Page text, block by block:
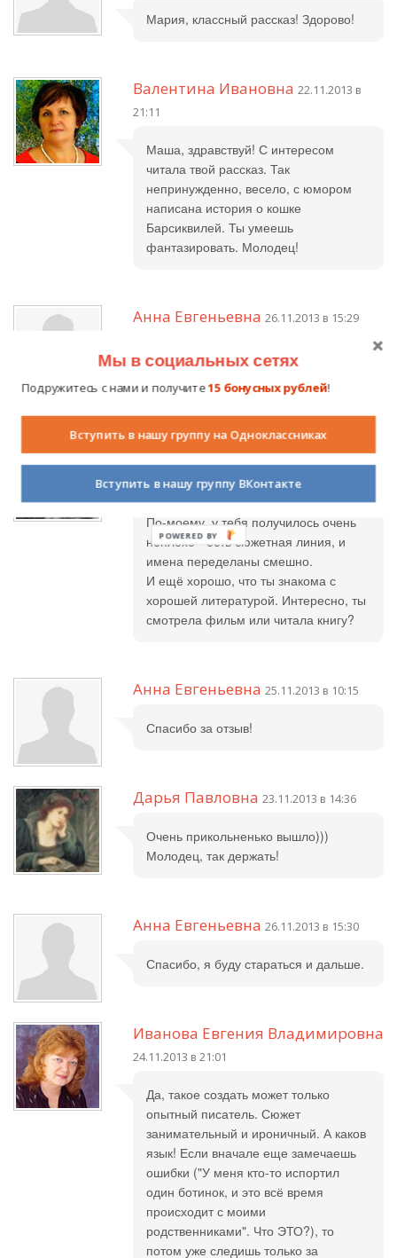
Мария, классный рассказ! Здорово!
Валентина Ивановна 22.11.2013 в
21:11
Маша, здравствуй! С интересом
читала твой рассказ. Так
непринужденно, весело, с юмором
написана история о кошке
Барсиквилей. Ты умеешь
фантазировать. Молодец!
Анна Евгеньевна 26.11.2013 в 15:29
Спасибо, я рада, что Вам
понравилось!:)
Ксения 23.11.2013 в 12:51
Молодец, Маша! Пародия -
достаточно сложный и тонкий жанр.
По-моему, у тебя получилось очень
неплохо - есть сюжетная линия, и
имена переделаны смешно.
И ещё хорошо, что ты знакома с
хорошей литературой. Интересно, ты
смотрела фильм или читала книгу?
Анна Евгеньевна 25.11.2013 в 10:15
Спасибо за отзыв!
Дарья Павловна 23.11.2013 в 14:36
Очень прикольненько вышло)))
Молодец, так держать!
Анна Евгеньевна 26.11.2013 в 15:30
Спасибо, я буду стараться и дальше.
Иванова Евгения Владимировна
24.11.2013 в 21:01
Да, такое создать может только
опытный писатель. Сюжет
занимательный и ироничный. А каков
язык! Если вначале еще замечаешь
ошибки ("У меня кто-то испортил
один ботинок, и это всё время
происходит с моими
родственниками". Что ЭТО?), то
потом уже следишь только за
Мы в социальных сетях
Подружитесь с нами и получите15 бонусных рублей!
Вступить в нашу группу на Одноклассниках
Вступить в нашу группу ВКонтакте